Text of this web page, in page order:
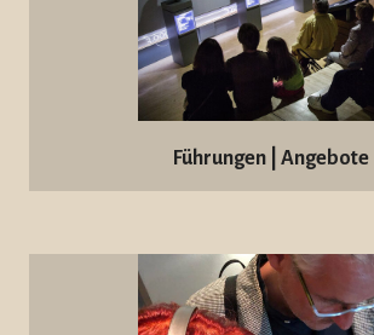
Führungen | Angebote